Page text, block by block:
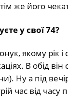
же його
у свої 74?
якому рік і
В обід він
Ну а під
час від часу